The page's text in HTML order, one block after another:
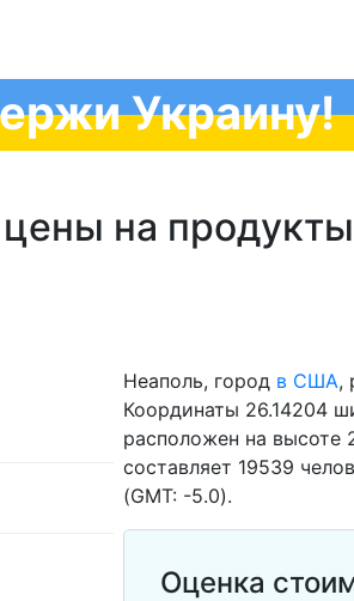
Украину!
на
Неаполь, город в США,
Координаты 26.14204
расположен на высоте
составляет 19539
(GMT: -5.0).
Оценка